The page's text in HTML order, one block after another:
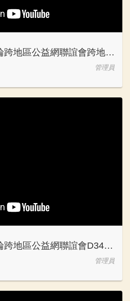
網聯誼會跨地區特邀嘉賓善緣坊 李文昌
管理員
聯誼會D3490新莊南區社周月卿PP Sharon
管理員